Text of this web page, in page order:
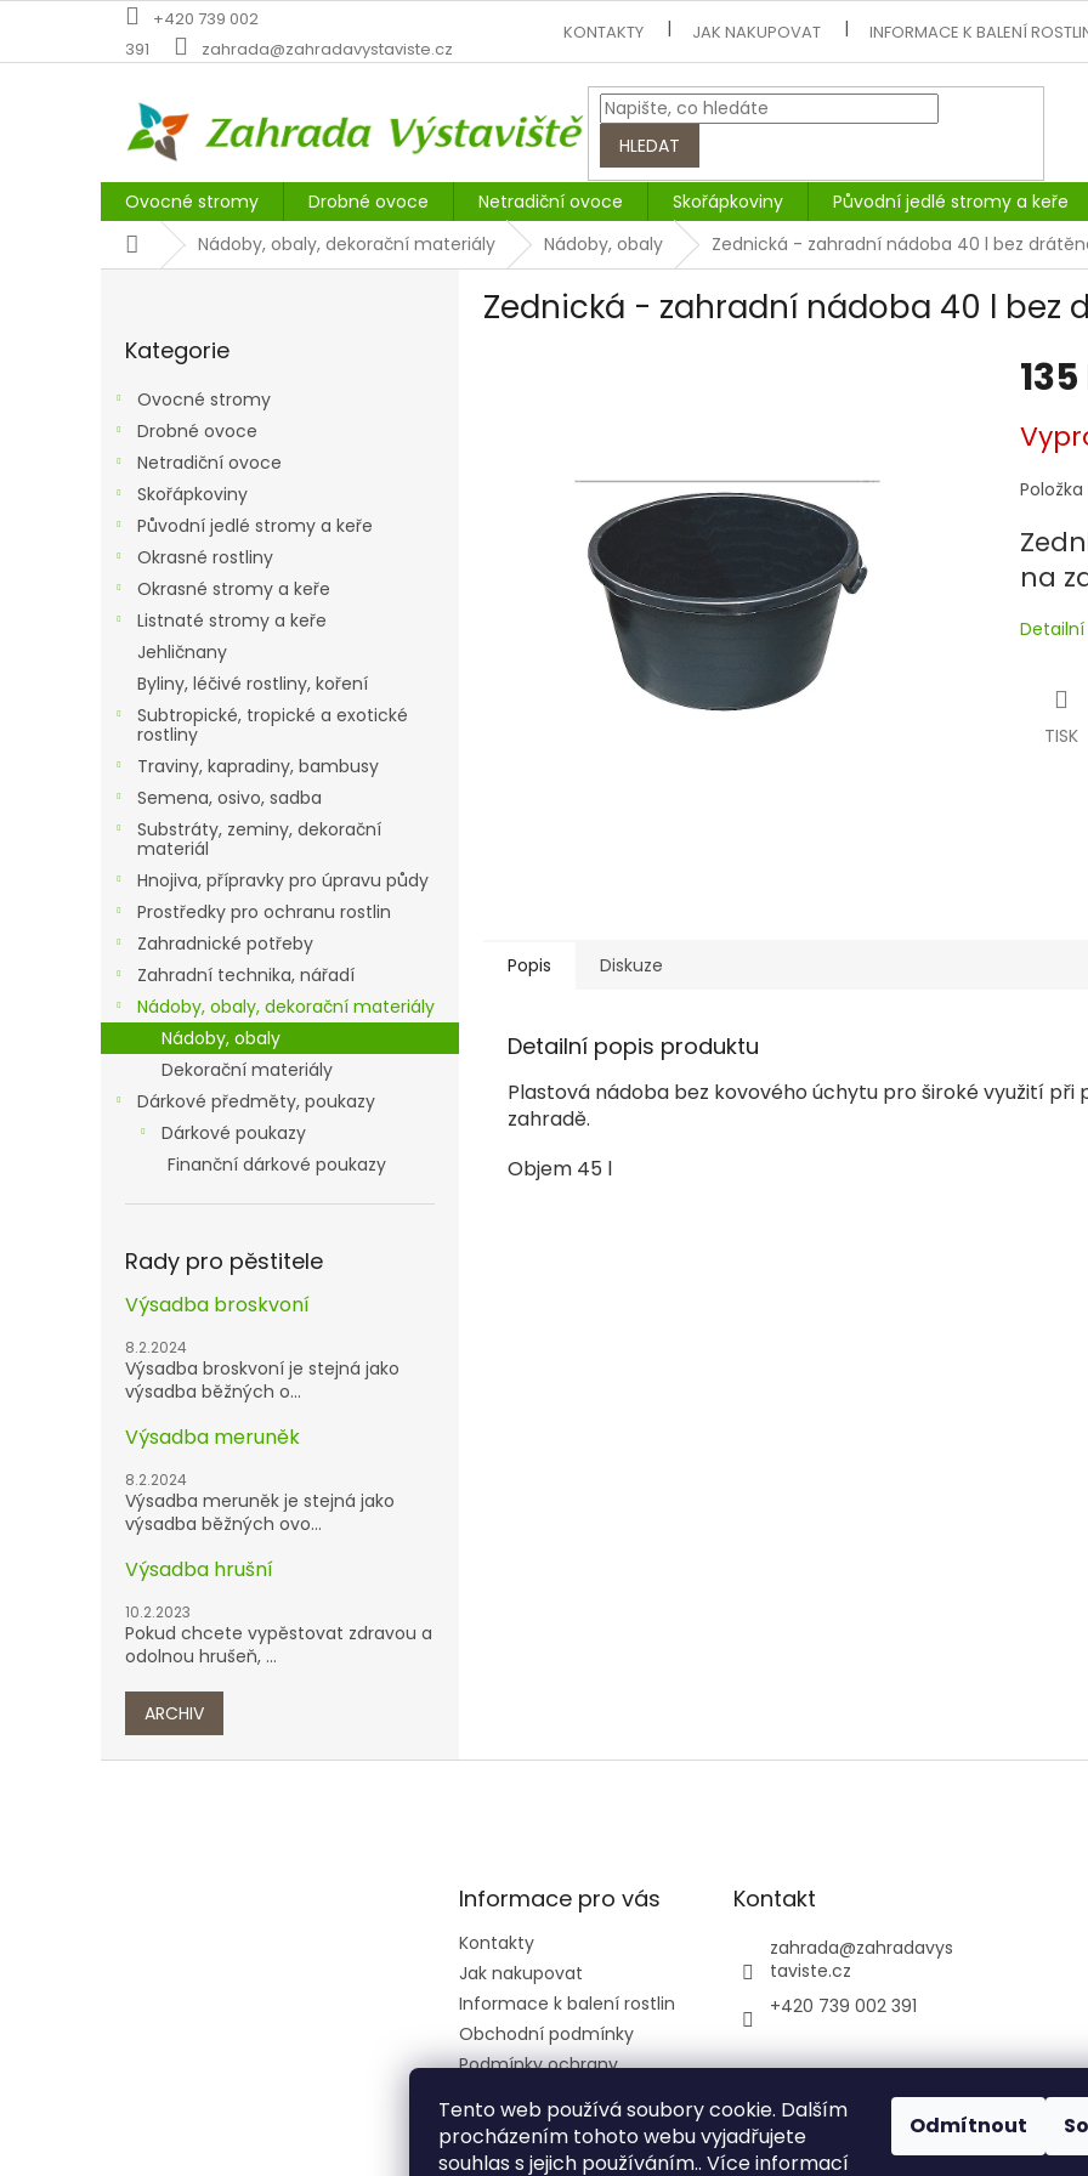
Tento web používá soubory cookie. Dalším
procházením tohoto webu vyjadřujete
souhlas s jejich používáním.. Více informací
Odmítnout
obsah
+420 739 002
391
zahrada@zahradavystaviste.cz
KONTAKTY JAK NAKUPOVAT INFORMACE K BALENÍ
HLEDAT
Ovocné stromy Drobné ovoce Netradiční ovoce Skořápkoviny Původní jedlé stromy a keře
DomůNádoby, obaly, dekorační materiály Nádoby, obaly Zednická - zahradní nádoba 40 l bez
kategorie
Kategorie
Ovocné stromy
Drobné ovoce
Netradiční ovoce
Skořápkoviny
Původní jedlé stromy a keře
Okrasné rostliny
Okrasné stromy a keře
Listnaté stromy a keře
Jehličnany
Byliny, léčivé rostliny, koření
Subtropické, tropické a exotické
rostliny
Traviny, kapradiny, bambusy
Semena, osivo, sadba
Substráty, zeminy, dekorační
materiál
Hnojiva, přípravky pro úpravu půdy
Prostředky pro ochranu rostlin
Zahradnické potřeby
Zahradní technika, nářadí
Nádoby, obaly, dekorační materiály
Nádoby, obaly
Dekorační materiály
Dárkové předměty, poukazy
Dárkové poukazy
Finanční dárkové poukazy
Rady pro pěstitele
Výsadba broskvoní
8.2.2024
Výsadba broskvoní je stejná jako
výsadba běžných o...
Výsadba meruněk
8.2.2024
Výsadba meruněk je stejná jako
výsadba běžných ovo...
Výsadba hrušní
10.2.2023
Pokud chcete vypěstovat zdravou a
odolnou hrušeň, ...
ARCHIV
Zednická - zahradní nádoba 40 l bez
cena:
na
TISK
Popis Diskuze
Detailní popis produktu
Plastová nádoba bez kovového úchytu pro široké využití při
zahradě.
Objem 45 l
Informace pro vás
Kontakty
Jak nakupovat
Informace k balení rostlin
Obchodní podmínky
Podmínky ochrany
Ústřední kontrolní a
zkušební ústav
zemědělský
Kontakt
zahrada@zahradavys
taviste.cz
+420 739 002 391